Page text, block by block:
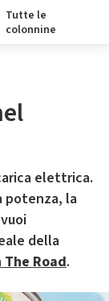
Tutte le
colonnine
elettrica.
potenza, la
della
Road.